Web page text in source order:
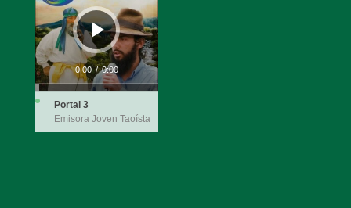
audio
0:00 / 0:00
Portal 3
Emisora Joven Taoísta